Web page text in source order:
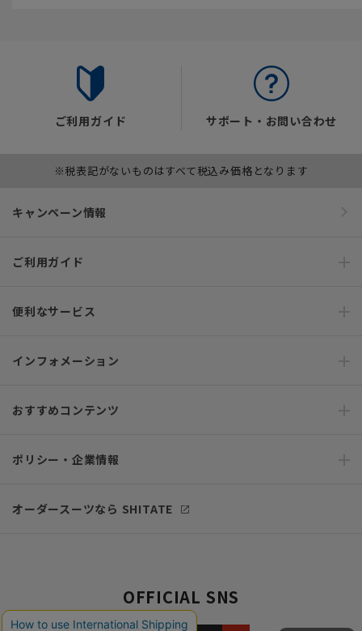
ご利用ガイド サポート・お問い合わせ
※税表記がないものはすべて税込み価格となります
キャンペーン情報
ご利用ガイド
便利なサービス
インフォメーション
おすすめコンテンツ
ポリシー・企業情報
オーダースーツなら SHITATE
OFFICIAL SNS